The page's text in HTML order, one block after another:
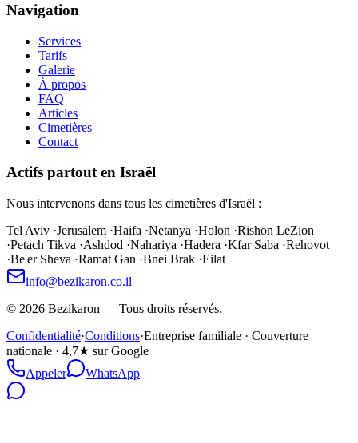
Navigation
Services
Tarifs
Galerie
À propos
FAQ
Articles
Cimetières
Contact
Actifs partout en Israël
Nous intervenons dans tous les cimetières d'Israël :
Tel Aviv ·Jerusalem ·Haifa ·Netanya ·Holon ·Rishon LeZion
·Petach Tikva ·Ashdod ·Nahariya ·Hadera ·Kfar Saba ·Rehovot
·Be'er Sheva ·Ramat Gan ·Bnei Brak ·Eilat
info@bezikaron.co.il
© 2026 Bezikaron — Tous droits réservés.
Confidentialité·Conditions·Entreprise familiale · Couverture
nationale · 4,7★ sur Google
Appeler
WhatsApp